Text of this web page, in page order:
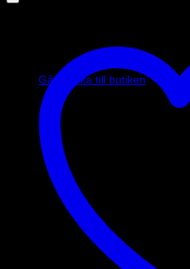
Inga produkter i varukorgen.
Gå tillbaka till butiken